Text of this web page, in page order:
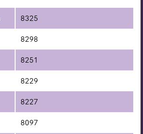
8325
8298
8251
8229
8227
8097